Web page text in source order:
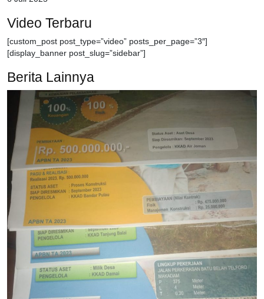
Video Terbaru
[custom_post post_type=”video” posts_per_page=”3″]
[display_banner post_slug=”sidebar”]
Berita Lainnya